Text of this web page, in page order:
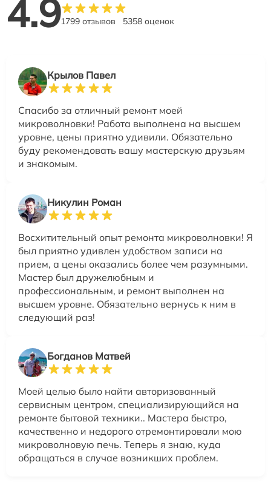
4.91799 отзывов 5358 оценок
Крылов Павел
Спасибо за отличный ремонт моей
микроволновки! Работа выполнена на высшем
уровне, цены приятно удивили. Обязательно
буду рекомендовать вашу мастерскую друзьям
и знакомым.
Никулин Роман
Восхитительный опыт ремонта микроволновки! Я
был приятно удивлен удобством записи на
прием, а цены оказались более чем разумными.
Мастер был дружелюбным и
профессиональным, и ремонт выполнен на
высшем уровне. Обязательно вернусь к ним в
следующий раз!
Богданов Матвей
Моей целью было найти авторизованный
сервисным центром, специализирующийся на
ремонте бытовой техники.. Мастера быстро,
качественно и недорого отремонтировали мою
микроволновую печь. Теперь я знаю, куда
обращаться в случае возникших проблем.